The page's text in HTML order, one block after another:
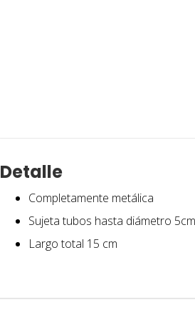
Detalle
Completamente metálica
Sujeta tubos hasta diámetro
Largo total 15 cm